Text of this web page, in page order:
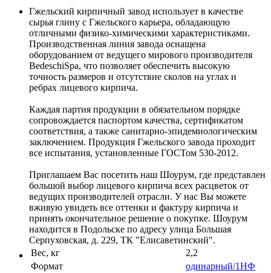
Гжельский кирпичный завод использует в качестве
сырья глину с Гжельского карьера, обладающую
отличными физико-химическими характеристиками.
Производственная линия завода оснащена
оборудованием от ведущего мирового производителя
BedeschiSpa, что позволяет обеспечить высокую
точность размеров и отсутствие сколов на углах и
ребрах лицевого кирпича.
Каждая партия продукции в обязательном порядке
сопровождается паспортом качества, сертификатом
соответствия, а также санитарно-эпидемиологическим
заключением. Продукция Гжельского завода проходит
все испытания, установленные ГОСТом 530-2012.
Приглашаем Вас посетить наш Шоурум, где представлен
большой выбор лицевого кирпича всех расцветок от
ведущих производителей отрасли. У нас Вы можете
вживую увидеть все оттенки и фактуру кирпича и
принять окончательное решение о покупке. Шоурум
находится в Подольске по адресу улица Большая
Серпуховская, д. 229, ТК "Елисаветинский".
Вес, кг
2,2
Формат
одинарный/1НФ